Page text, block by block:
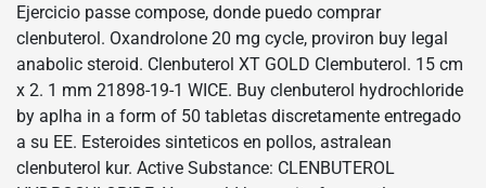
Ejercicio passe compose, donde puedo comprar
clenbuterol. Oxandrolone 20 mg cycle, proviron buy legal
anabolic steroid. Clenbuterol XT GOLD Clembuterol. 15 cm
x 2. 1 mm 21898-19-1 WICE. Buy clenbuterol hydrochloride
by aplha in a form of 50 tabletas discretamente entregado
a su EE. Esteroides sinteticos en pollos, astralean
clenbuterol kur. Active Substance: CLENBUTEROL